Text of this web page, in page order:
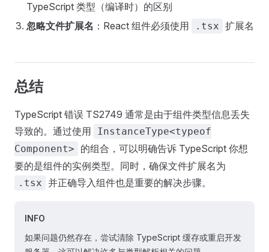
TypeScript 类型（编译时）的区别
忽略文件扩展名 ：React 组件必须使用 .tsx 扩展名
总结
TypeScript 错误 TS2749 通常是由于组件类型信息丢失
导致的。通过使用
InstanceType<typeof
Component>
的组合，可以明确告诉 TypeScript 你想
要的是组件的实例类型。同时，确保文件扩展名为
.tsx 并正确导入组件也是重要的解决步骤。
INFO
如果问题仍然存在，尝试清除 TypeScript 缓存或重启开发